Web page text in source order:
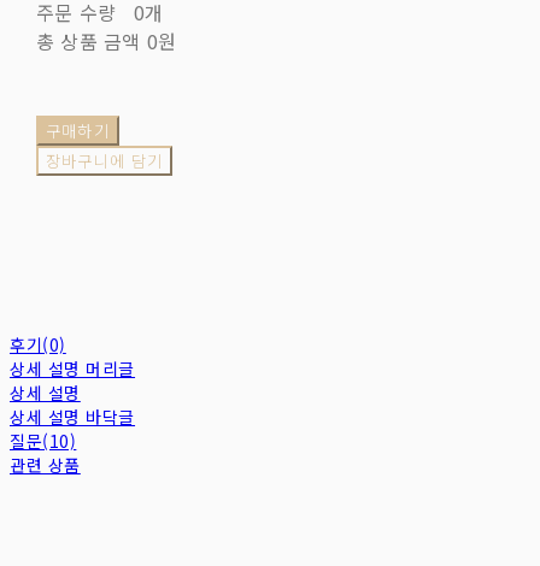
주문 수량
0개
총 상품 금액 0원
구매하기
장바구니에 담기
후기(0)
상세 설명 머리글
상세 설명
상세 설명 바닥글
질문(10)
관련 상품